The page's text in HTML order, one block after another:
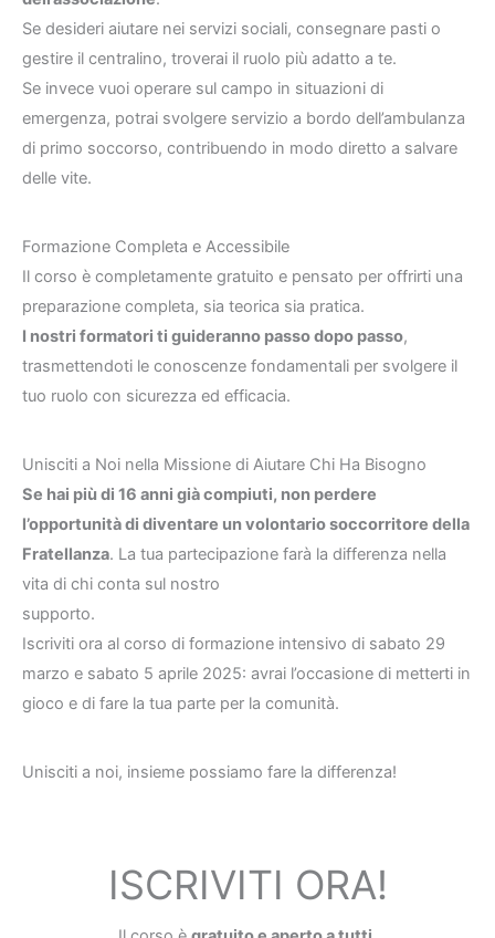
Se desideri aiutare nei servizi sociali, consegnare pasti o
gestire il centralino, troverai il ruolo più adatto a te.
Se invece vuoi operare sul campo in situazioni di
emergenza, potrai svolgere servizio a bordo dell’ambulanza
di primo soccorso, contribuendo in modo diretto a salvare
delle vite.
Formazione Completa e Accessibile
Il corso è completamente gratuito e pensato per offrirti una
preparazione completa, sia teorica sia pratica.
I nostri formatori ti guideranno passo dopo passo,
trasmettendoti le conoscenze fondamentali per svolgere il
tuo ruolo con sicurezza ed efficacia.
Unisciti a Noi nella Missione di Aiutare Chi Ha Bisogno
Se hai più di 16 anni già compiuti, non perdere
l’opportunità di diventare un volontario soccorritore della
Fratellanza. La tua partecipazione farà la differenza nella
vita di chi conta sul nostro
supporto.
Iscriviti ora al corso di formazione intensivo di sabato 29
marzo e sabato 5 aprile 2025: avrai l’occasione di metterti in
gioco e di fare la tua parte per la comunità.
Unisciti a noi, insieme possiamo fare la differenza!
ISCRIVITI ORA!